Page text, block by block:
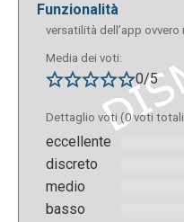
funzionalità
versatilità dell’app
Media dei voti:
0/5
Dettaglio voti (0 voti
eccellente
discreto
medio
basso